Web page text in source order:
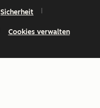
Sicherheit
Cookies verwalten